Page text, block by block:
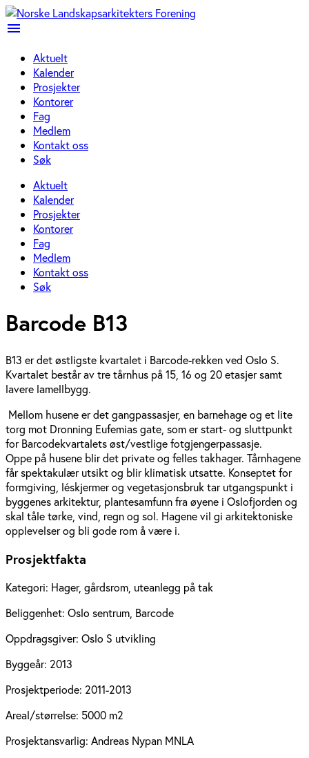
menu
Aktuelt
Kalender
Prosjekter
Kontorer
Fag
Medlem
Kontakt oss
Søk
Aktuelt
Kalender
Prosjekter
Kontorer
Fag
Medlem
Kontakt oss
Søk
Barcode B13
B13 er det østligste kvartalet i Barcode-rekken ved Oslo S.
Kvartalet består av tre tårnhus på 15, 16 og 20 etasjer samt
lavere lamellbygg.
Mellom husene er det gangpassasjer, en barnehage og et lite
torg mot Dronning Eufemias gate, som er start- og sluttpunkt
for Barcodekvartalets øst/vestlige fotgjengerpassasje.
Oppe på husene blir det private og felles takhager. Tårnhagene
får spektakulær utsikt og blir klimatisk utsatte. Konseptet for
formgiving, léskjermer og vegetasjonsbruk tar utgangspunkt i
byggenes arkitektur, plantesamfunn fra øyene i Oslofjorden og
skal tåle tørke, vind, regn og sol. Hagene vil gi arkitektoniske
opplevelser og bli gode rom å være i.
Prosjektfakta
Kategori: Hager, gårdsrom, uteanlegg på tak
Beliggenhet: Oslo sentrum, Barcode
Oppdragsgiver: Oslo S utvikling
Byggeår: 2013
Prosjektperiode: 2011-2013
Areal/størrelse: 5000 m2
Prosjektansvarlig: Andreas Nypan MNLA